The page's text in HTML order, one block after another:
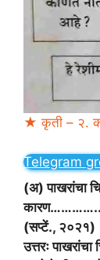
★ कृती – २.
Telegram
(अ) पाखरांचा
कारण…………..
(सप्टें., २०२१)
उत्तरः